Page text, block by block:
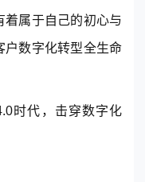
着属于自己的初心与
数字化转型全生命
时代，击穿数字化